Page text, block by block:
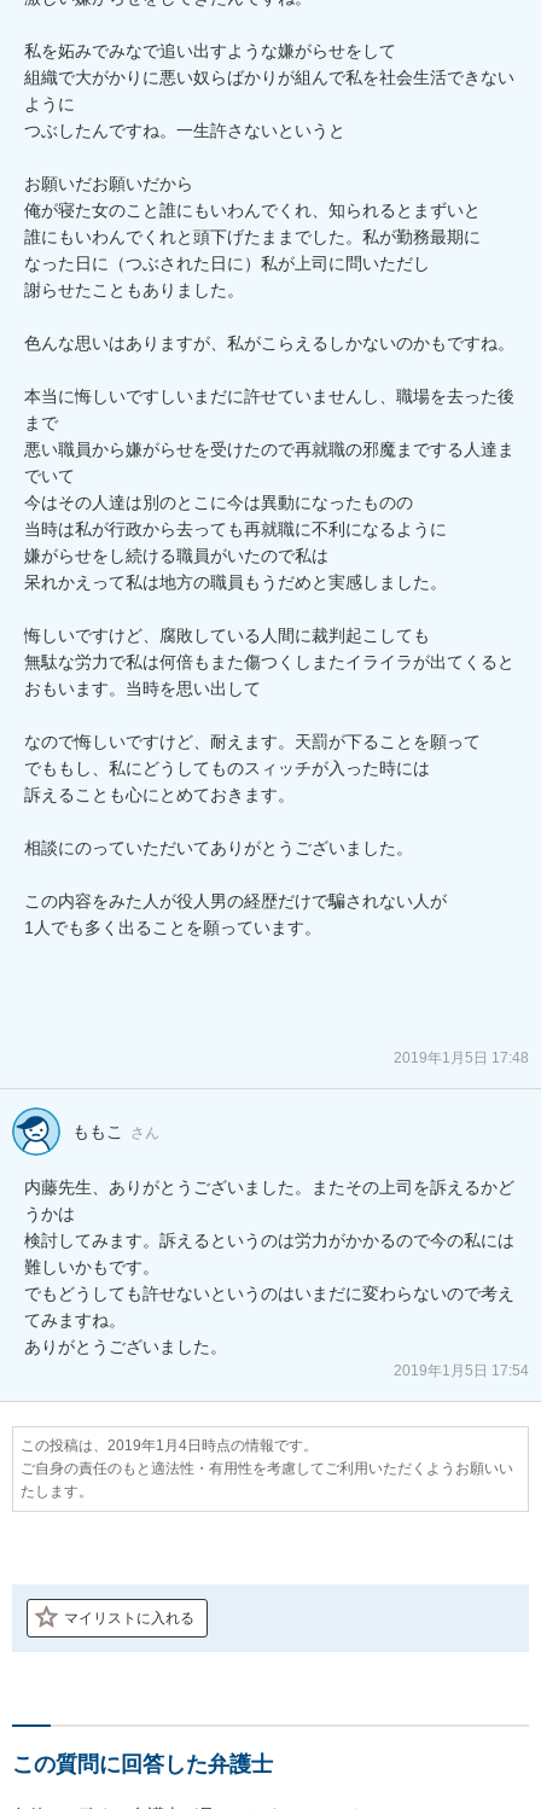
私を妬みでみなで追い出すような嫌がらせをして
組織で大がかりに悪い奴らばかりが組んで私を社会生活できない
ように
つぶしたんですね。一生許さないというと
お願いだお願いだから
俺が寝た女のこと誰にもいわんでくれ、知られるとまずいと
誰にもいわんでくれと頭下げたままでした。私が勤務最期に
なった日に（つぶされた日に）私が上司に問いただし
謝らせたこともありました。
色んな思いはありますが、私がこらえるしかないのかもですね。
本当に悔しいですしいまだに許せていませんし、職場を去った後
まで
悪い職員から嫌がらせを受けたので再就職の邪魔までする人達ま
でいて
今はその人達は別のとこに今は異動になったものの
当時は私が行政から去っても再就職に不利になるように
嫌がらせをし続ける職員がいたので私は
呆れかえって私は地方の職員もうだめと実感しました。
悔しいですけど、腐敗している人間に裁判起こしても
無駄な労力で私は何倍もまた傷つくしまたイライラが出てくると
おもいます。当時を思い出して
なので悔しいですけど、耐えます。天罰が下ることを願って
でももし、私にどうしてものスィッチが入った時には
訴えることも心にとめておきます。
相談にのっていただいてありがとうございました。
この内容をみた人が役人男の経歴だけで騙されない人が
1人でも多く出ることを願っています。
2019年1月5日 17:48
ももこ さん
内藤先生、ありがとうございました。またその上司を訴えるかど
うかは
検討してみます。訴えるというのは労力がかかるので今の私には
難しいかもです。
でもどうしても許せないというのはいまだに変わらないので考え
てみますね。
2019年1月5日 17:54
この投稿は、2019年1月4日時点の情報です。
ご自身の責任のもと適法性・有用性を考慮してご利用いただくようお願いい
たします。
マイリストに入れる
この質問に回答した弁護士